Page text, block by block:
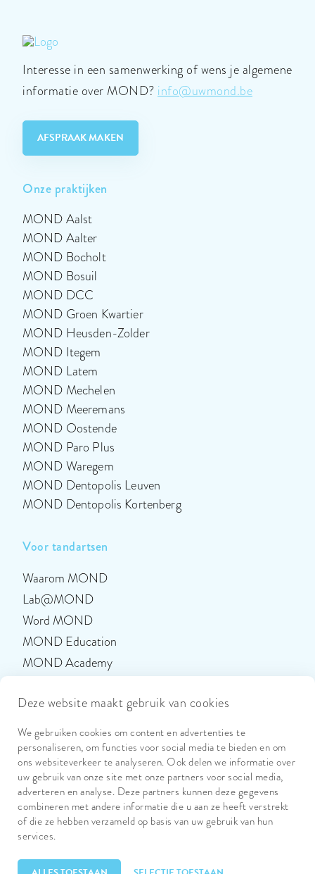
Deze website maakt gebruik van cookies
We gebruiken cookies om content en advertenties te
personaliseren, om functies voor social media te bieden en om
ons websiteverkeer te analyseren. Ook delen we informatie over
uw gebruik van onze site met onze partners voor social media,
adverteren en analyse. Deze partners kunnen deze gegevens
combineren met andere informatie die u aan ze heeft verstrekt
of die ze hebben verzameld op basis van uw gebruik van hun
services.
Interesse in een samenwerking of wens je algemene
informatie over MOND? info@uwmond.be
AFSPRAAK MAKEN
Onze praktijken
MOND Aalst
MOND Aalter
MOND Bocholt
MOND Bosuil
MOND DCC
MOND Groen Kwartier
MOND Heusden-Zolder
MOND Itegem
MOND Latem
MOND Mechelen
MOND Meeremans
MOND Oostende
MOND Paro Plus
MOND Waregem
MOND Dentopolis Leuven
MOND Dentopolis Kortenberg
Voor tandartsen
Waarom MOND
Lab@MOND
Word MOND
MOND Education
MOND Academy
Volg ons
Volg
ons
op
Facebook
Volg
ons
op
Instagram
Volg
ons
op
LinkedIn
Cookieverklaring